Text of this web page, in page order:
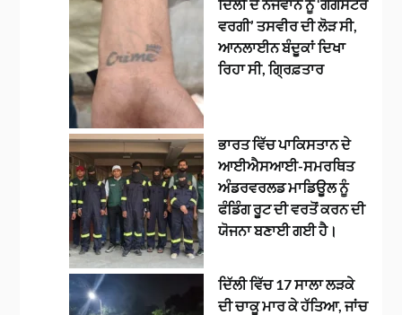
ਦਿੱਲੀ ਦੇ ਨੌਜਵਾਨ ਨੂੰ ‘ਗੈਂਗਸਟਰ
ਵਰਗੀ’ ਤਸਵੀਰ ਦੀ ਲੋੜ ਸੀ,
ਆਨਲਾਈਨ ਬੰਦੂਕਾਂ ਦਿਖਾ
ਰਿਹਾ ਸੀ, ਗ੍ਰਿਫ਼ਤਾਰ
ਭਾਰਤ ਵਿੱਚ ਪਾਕਿਸਤਾਨ ਦੇ
ਆਈਐਸਆਈ-ਸਮਰਥਿਤ
ਅੰਡਰਵਰਲਡ ਮਾਡਿਊਲ ਨੂੰ
ਫੰਡਿੰਗ ਰੂਟ ਦੀ ਵਰਤੋਂ ਕਰਨ ਦੀ
ਯੋਜਨਾ ਬਣਾਈ ਗਈ ਹੈ।
ਦਿੱਲੀ ਵਿੱਚ 17 ਸਾਲਾ ਲੜਕੇ
ਦੀ ਚਾਕੂ ਮਾਰ ਕੇ ਹੱਤਿਆ, ਜਾਂਚ